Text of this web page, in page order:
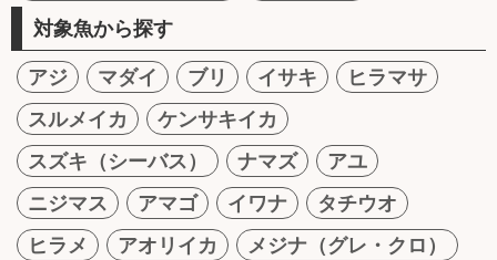
対象魚から探す
アジ マダイ ブリ イサキ
ヒラマサ
スルメイカ
ケンサキイカ
スズキ（シーバス）
ナマズ
アユ
ニジマス
アマゴ イワナ
タチウオ
ヒラメ
アオリイカ
メジナ（グレ・クロ）